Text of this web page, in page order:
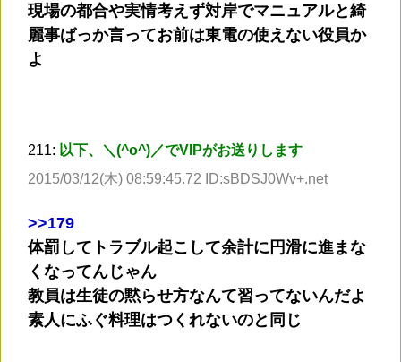
現場の都合や実情考えず対岸でマニュアルと綺
麗事ばっか言ってお前は東電の使えない役員か
よ
211: 以下、＼(^o^)／でVIPがお送りします
2015/03/12(木) 08:59:45.72 ID:sBDSJ0Wv+.net
>>179
体罰してトラブル起こして余計に円滑に進まな
くなってんじゃん
教員は生徒の黙らせ方なんて習ってないんだよ
素人にふぐ料理はつくれないのと同じ